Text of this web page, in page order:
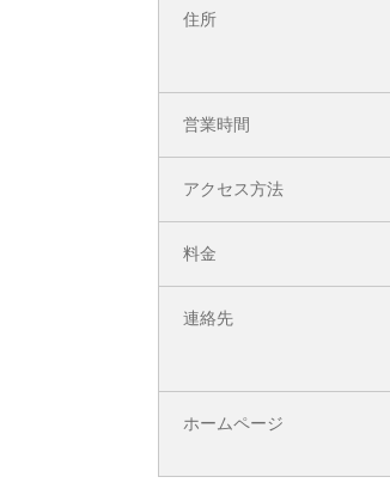
住所
営業時間
アクセス方法
料金
連絡先
ホームページ